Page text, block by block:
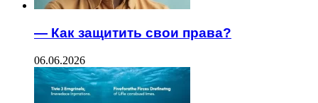
— Как защитить свои права?
06.06.2026